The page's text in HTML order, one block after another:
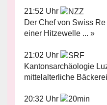
21:52 Uhr
Der Chef von Swiss
einer Hitzewelle ... »
21:02 Uhr
Kantonsarchäologie
mittelalterliche
20:32 Uhr